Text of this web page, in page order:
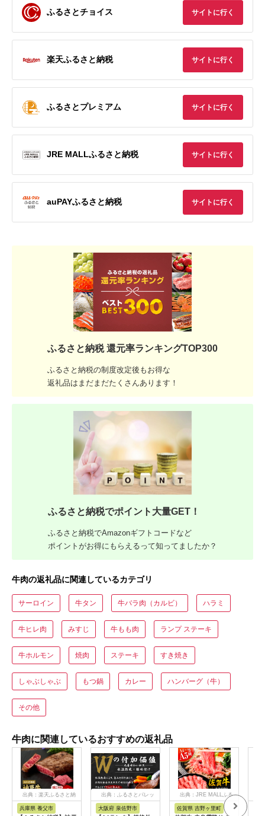
ふるさとチョイス サイトに行く
楽天ふるさと納税 サイトに行く
ふるさとプレミアム サイトに行く
JRE MALLふるさと納税 サイトに行く
auPAYふるさと納税 サイトに行く
ふるさと納税 還元率ランキングTOP300
ふるさと納税の制度改定後もお得な
返礼品はまだまだたくさんあります！
ふるさと納税でポイント大量GET！
ふるさと納税でAmazonギフトコードなど
ポイントがお得にもらえるって知ってましたか？
牛肉の返礼品に関連しているカテゴリ
サーロイン 牛タン 牛バラ肉（カルビ） ハラミ
牛ヒレ肉 みすじ 牛もも肉 ランプ ステーキ
牛ホルモン 焼肉 ステーキ すき焼き
しゃぶしゃぶ もつ鍋 カレー ハンバーグ（牛）
その他
牛肉に関連しているおすすめの返礼品
出典：楽天ふるさと納
兵庫県 養父市
出典：ふるさとパレッ
大阪府 泉佐野市
出典：JRE MALLふる
さと納税
佐賀県 吉野ヶ里町